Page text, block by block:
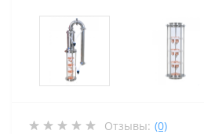
Отзывы: (0)